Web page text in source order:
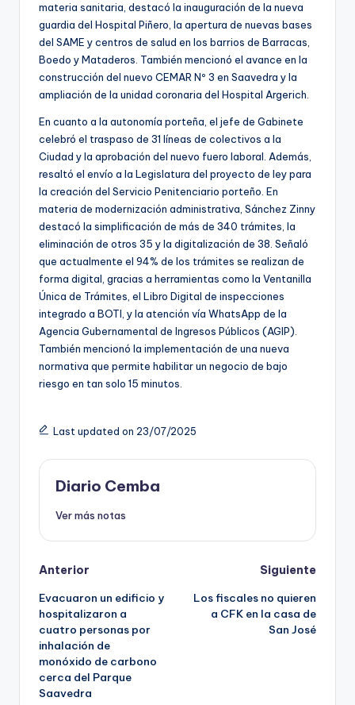
materia sanitaria, destacó la inauguración de la nueva
guardia del Hospital Piñero, la apertura de nuevas bases
del SAME y centros de salud en los barrios de Barracas,
Boedo y Mataderos. También mencionó el avance en la
construcción del nuevo CEMAR Nº 3 en Saavedra y la
ampliación de la unidad coronaria del Hospital Argerich.
En cuanto a la autonomía porteña, el jefe de Gabinete
celebró el traspaso de 31 líneas de colectivos a la
Ciudad y la aprobación del nuevo fuero laboral. Además,
resaltó el envío a la Legislatura del proyecto de ley para
la creación del Servicio Penitenciario porteño. En
materia de modernización administrativa, Sánchez Zinny
destacó la simplificación de más de 340 trámites, la
eliminación de otros 35 y la digitalización de 38. Señaló
que actualmente el 94% de los trámites se realizan de
forma digital, gracias a herramientas como la Ventanilla
Única de Trámites, el Libro Digital de inspecciones
integrado a BOTI, y la atención vía WhatsApp de la
Agencia Gubernamental de Ingresos Públicos (AGIP).
También mencionó la implementación de una nueva
normativa que permite habilitar un negocio de bajo
riesgo en tan solo 15 minutos.
Last updated on 23/07/2025
Diario Cemba
Ver más notas
Post
navigation
Anterior
Evacuaron un edificio y
hospitalizaron a
cuatro personas por
inhalación de
monóxido de carbono
cerca del Parque
Saavedra
Siguiente
Los fiscales no quieren
a CFK en la casa de
San José